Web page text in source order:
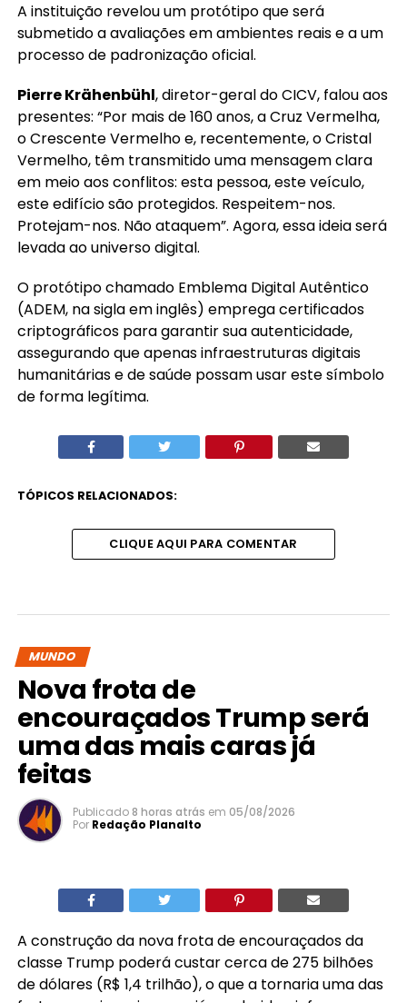
A instituição revelou um protótipo que será
submetido a avaliações em ambientes reais e a um
processo de padronização oficial.
Pierre Krähenbühl, diretor-geral do CICV, falou aos
presentes: “Por mais de 160 anos, a Cruz Vermelha,
o Crescente Vermelho e, recentemente, o Cristal
Vermelho, têm transmitido uma mensagem clara
em meio aos conflitos: esta pessoa, este veículo,
este edifício são protegidos. Respeitem-nos.
Protejam-nos. Não ataquem”. Agora, essa ideia será
levada ao universo digital.
O protótipo chamado Emblema Digital Autêntico
(ADEM, na sigla em inglês) emprega certificados
criptográficos para garantir sua autenticidade,
assegurando que apenas infraestruturas digitais
humanitárias e de saúde possam usar este símbolo
de forma legítima.
TÓPICOS RELACIONADOS:
CLIQUE AQUI PARA COMENTAR
MUNDO
Nova frota de
encouraçados Trump será
uma das mais caras já
feitas
Publicado8 horas atrás em 05/08/2026
Por Redação Planalto
A construção da nova frota de encouraçados da
classe Trump poderá custar cerca de 275 bilhões
de dólares (R$ 1,4 trilhão), o que a tornaria uma das